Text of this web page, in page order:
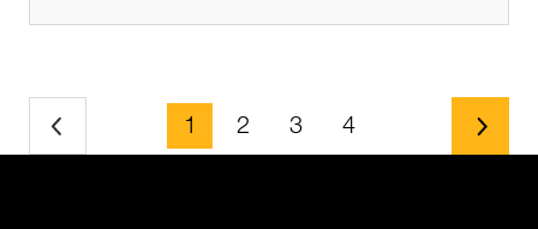
page
1 page
2 page
3 page
4